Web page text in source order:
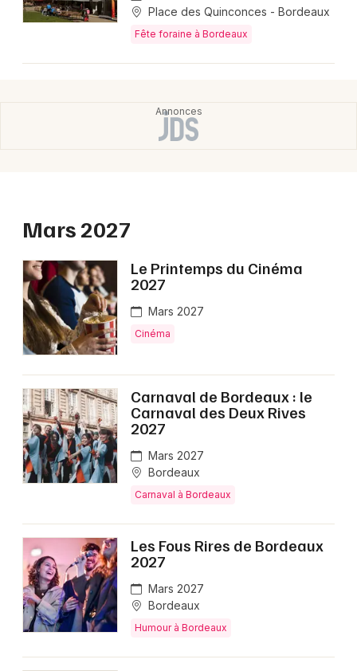
Place des Quinconces - Bordeaux
Fête foraine à Bordeaux
Mars 2027
Le Printemps du Cinéma
2027
Mars 2027
Cinéma
Carnaval de Bordeaux : le
Carnaval des Deux Rives
2027
Mars 2027
Bordeaux
Carnaval à Bordeaux
Les Fous Rires de Bordeaux
2027
Mars 2027
Bordeaux
Humour à Bordeaux